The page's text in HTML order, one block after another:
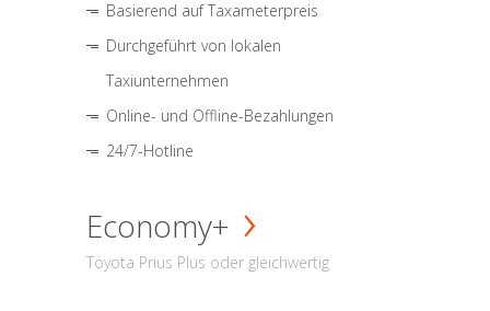
Basierend auf Taxameterpreis
Durchgeführt von lokalen
Taxiunternehmen
Online- und Offline-Bezahlungen
24/7-Hotline
Economy+
Toyota Prius Plus oder gleichwertig